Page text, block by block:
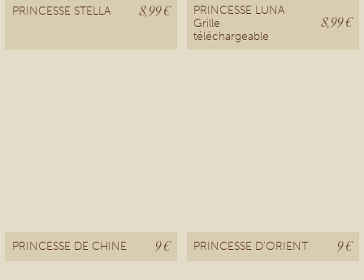
PRINCESSE STELLA 8,99 €
PRINCESSE LUNA
Grille
téléchargeable
8,99 €
PRINCESSE DE CHINE 9 € PRINCESSE D'ORIENT 9 €